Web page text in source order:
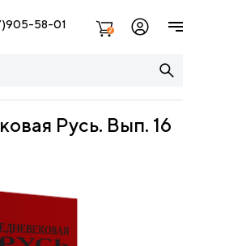
58-01 2
Русь. Вып. 16